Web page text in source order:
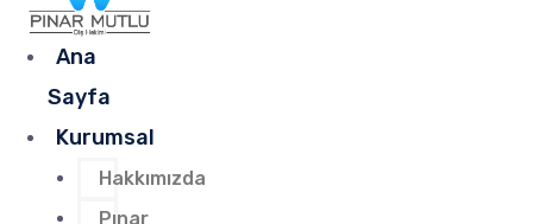
Ana
Sayfa
Kurumsal
Hakkımızda
Pınar